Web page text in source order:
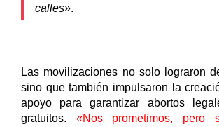
calles».
Las movilizaciones no solo lograron
sino que también impulsaron la
apoyo para garantizar abortos
gratuitos. «Nos prometimos, pero